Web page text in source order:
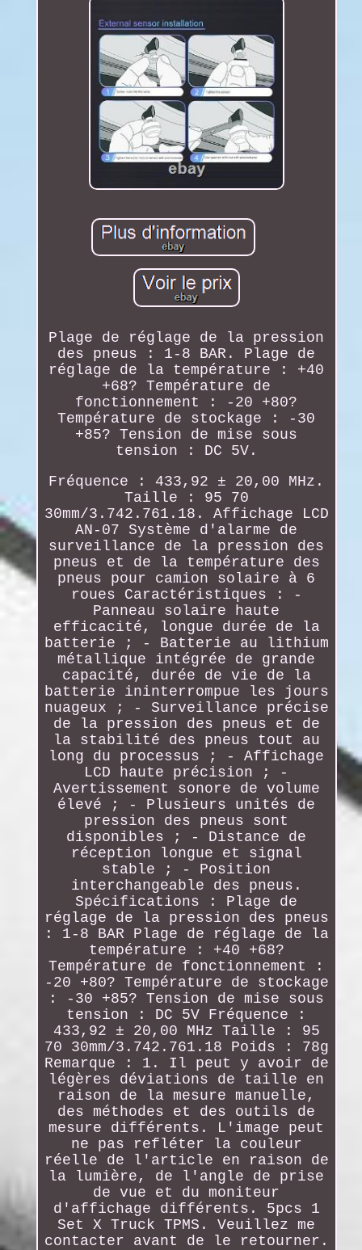
Plage de réglage de la pression
des pneus : 1-8 BAR. Plage de
réglage de la température : +40
+68? Température de
fonctionnement : -20 +80?
Température de stockage : -30
+85? Tension de mise sous
tension : DC 5V.
Fréquence : 433,92 ± 20,00 MHz.
Taille : 95 70
30mm/3.742.761.18. Affichage LCD
AN-07 Système d'alarme de
surveillance de la pression des
pneus et de la température des
pneus pour camion solaire à 6
roues Caractéristiques : -
Panneau solaire haute
efficacité, longue durée de la
batterie ; - Batterie au lithium
métallique intégrée de grande
capacité, durée de vie de la
batterie ininterrompue les jours
nuageux ; - Surveillance précise
de la pression des pneus et de
la stabilité des pneus tout au
long du processus ; - Affichage
LCD haute précision ; -
Avertissement sonore de volume
élevé ; - Plusieurs unités de
pression des pneus sont
disponibles ; - Distance de
réception longue et signal
stable ; - Position
interchangeable des pneus.
Spécifications : Plage de
réglage de la pression des pneus
: 1-8 BAR Plage de réglage de la
température : +40 +68?
Température de fonctionnement :
-20 +80? Température de stockage
: -30 +85? Tension de mise sous
tension : DC 5V Fréquence :
433,92 ± 20,00 MHz Taille : 95
70 30mm/3.742.761.18 Poids : 78g
Remarque : 1. Il peut y avoir de
légères déviations de taille en
raison de la mesure manuelle,
des méthodes et des outils de
mesure différents. L'image peut
ne pas refléter la couleur
réelle de l'article en raison de
la lumière, de l'angle de prise
de vue et du moniteur
d'affichage différents. 5pcs 1
Set X Truck TPMS. Veuillez me
contacter avant de le retourner.